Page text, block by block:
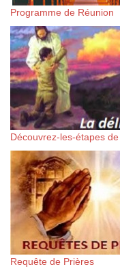
Programme de Réunion
Découvrez-les-étapes
Requête de Prières